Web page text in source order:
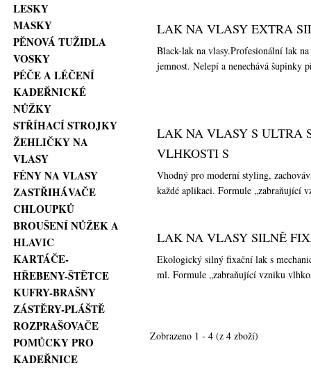
LESKY
MASKY
PĚNOVÁ TUŽIDLA
VOSKY
PÉČE A LÉČENÍ
KADEŘNICKÉ
NŮŽKY
STŘÍHACÍ STROJKY
ŽEHLIČKY NA
VLASY
FÉNY NA VLASY
ZASTŘIHÁVAČE
CHLOUPKŮ
BROUŠENÍ NŮŽEK A
HLAVIC
KARTÁČE-
HŘEBENY-ŠTĚTCE
KUFRY-BRAŠNY
ZÁSTĚRY-PLÁŠTĚ
ROZPRAŠOVAČE
POMŮCKY PRO
KADEŘNICE
LAK NA VLASY EXTRA
Black-lak na vlasy.Profesionální lak
jemnost. Nelepí a nenechává šupinky
LAK NA VLASY S ULTRA
VLHKOSTI S
Vhodný pro moderní styling,
každé aplikaci. Formule „zabraňující
LAK NA VLASY SILNĚ
Ekologický silný fixační lak s
ml. Formule „zabraňující vzniku
Zobrazeno 1 -4 (z4 zboží)